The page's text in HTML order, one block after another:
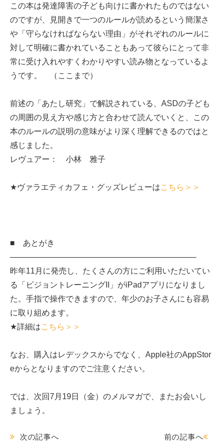
この本は発達障害の子ども向けに書かれたものではない
のですが、見開きで一つのルールが読めるという簡潔さ
や「守らなければならない理由」がそれぞれのルールに
対して明確に書かれていることもあって彼らにとって非
常に受け入れやすくわかりやすい読み物となっているよ
うです。 （ここまで）
前述の「あたし研究」で解説されている、ASDの子ども
の周囲の見え方や感じ方と合わせて読んでいくと、この
本のルールの説明の意味がより深く理解できるのではと
感じました。
レヴュアー： 小林 雅子
★ヴァラエティカフェ・グッズレビューはこちら＞＞
■ あとがき
──────────────────────────────────
昨年11月に発売し、たくさんの方にご利用いただいてい
る「ビジョントレーニングII」がiPadアプリになりまし
た。手指で操作できますので、年少のお子さんにも容易
に取り組めます。
★詳細はこちら＞＞
なお、購入はレデックスからでなく、Apple社のAppStor
eからとなりますのでご注意ください。
では、次回7月19日（金）のメルマガで、またお会いし
ましょう。
前の記事へ
次の記事へ